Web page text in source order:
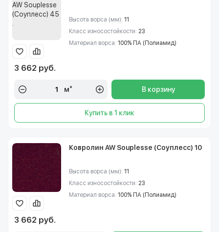
Высота ворса (мм): 11
Класс износостойкости: 23
Материал ворса: 100% ПА (Полиамид)
3 662 руб.
м² В корзину
Купить в 1 клик
Ковролин AW Souplesse (Соуплесс) 10
Высота ворса (мм): 11
Класс износостойкости: 23
Материал ворса: 100% ПА (Полиамид)
3 662 руб.